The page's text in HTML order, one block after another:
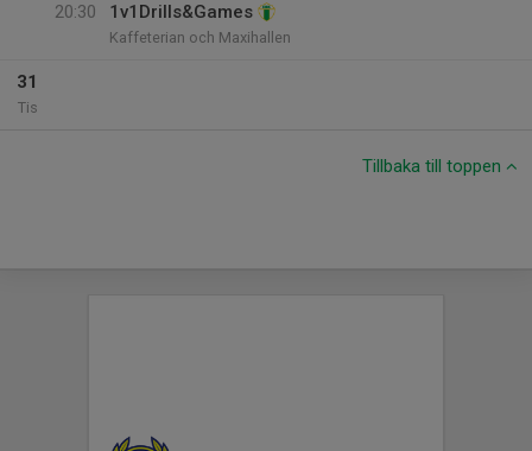
20:30
1v1Drills&Games
Kaffeterian och Maxihallen
31
Tis
Tillbaka till toppen